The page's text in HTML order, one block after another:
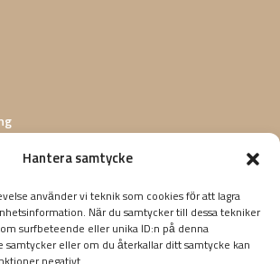
Hantera samtycke
använder vi teknik som cookies för att lagra
När du samtycker till dessa tekniker
surfbeteende eller unika ID:n på denna
samtycker eller om du återkallar ditt samtycke kan